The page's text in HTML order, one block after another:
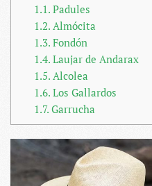
1.1.Padules
1.2.Almócita
1.3.Fondón
1.4.Laujar de Andarax
1.5.Alcolea
1.6.Los Gallardos
1.7.Garrucha